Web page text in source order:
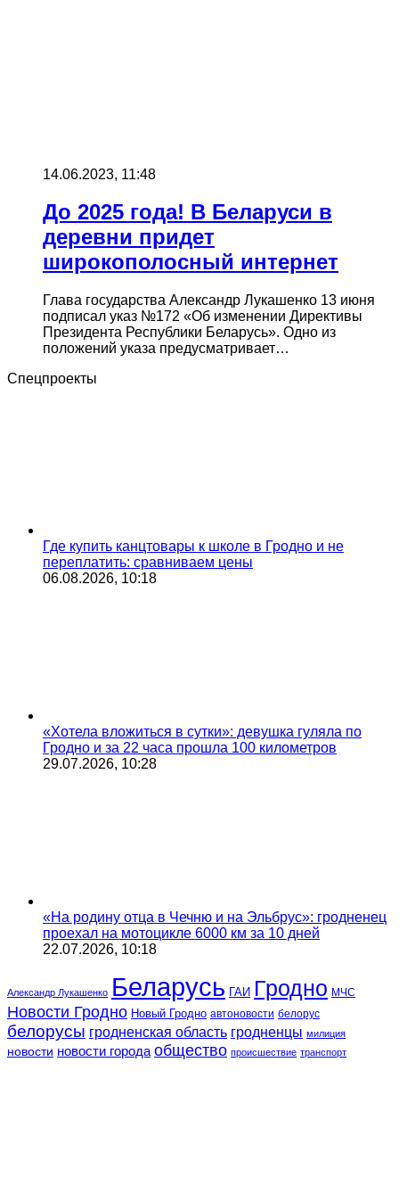
14.06.2023, 11:48
До 2025 года! В Беларуси в
деревни придет
широкополосный интернет
Глава государства Александр Лукашенко 13 июня
подписал указ №172 «Об изменении Директивы
Президента Республики Беларусь». Одно из
положений указа предусматривает…
Спецпроекты
Где купить канцтовары к школе в Гродно и не
переплатить: сравниваем цены
06.08.2026, 10:18
«Хотела вложиться в сутки»: девушка гуляла по
Гродно и за 22 часа прошла 100 километров
29.07.2026, 10:28
«На родину отца в Чечню и на Эльбрус»: гродненец
проехал на мотоцикле 6000 км за 10 дней
22.07.2026, 10:18
Александр Лукашенко Беларусь ГАИ Гродно МЧС
Новости Гродно Новый Гродно автоновости белорус
белорусы гродненская область гродненцы милиция
новости новости города общество происшествие транспорт